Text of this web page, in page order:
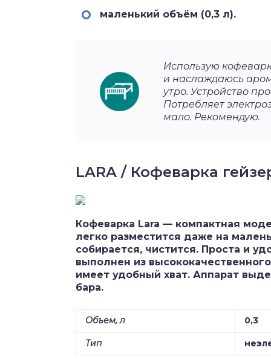
маленький объём (0,3 л).
Использую
и наслаждаюсь
утро. Устройство
Потребляет
мало. Рекомендую.
LARA / Кофеварка
Кофеварка Lara — компактная
легко разместится даже на
собирается, чистится. Проста и
выполнен из
имеет удобный хват. Аппарат
бара.
Объем, л 0,3
Тип